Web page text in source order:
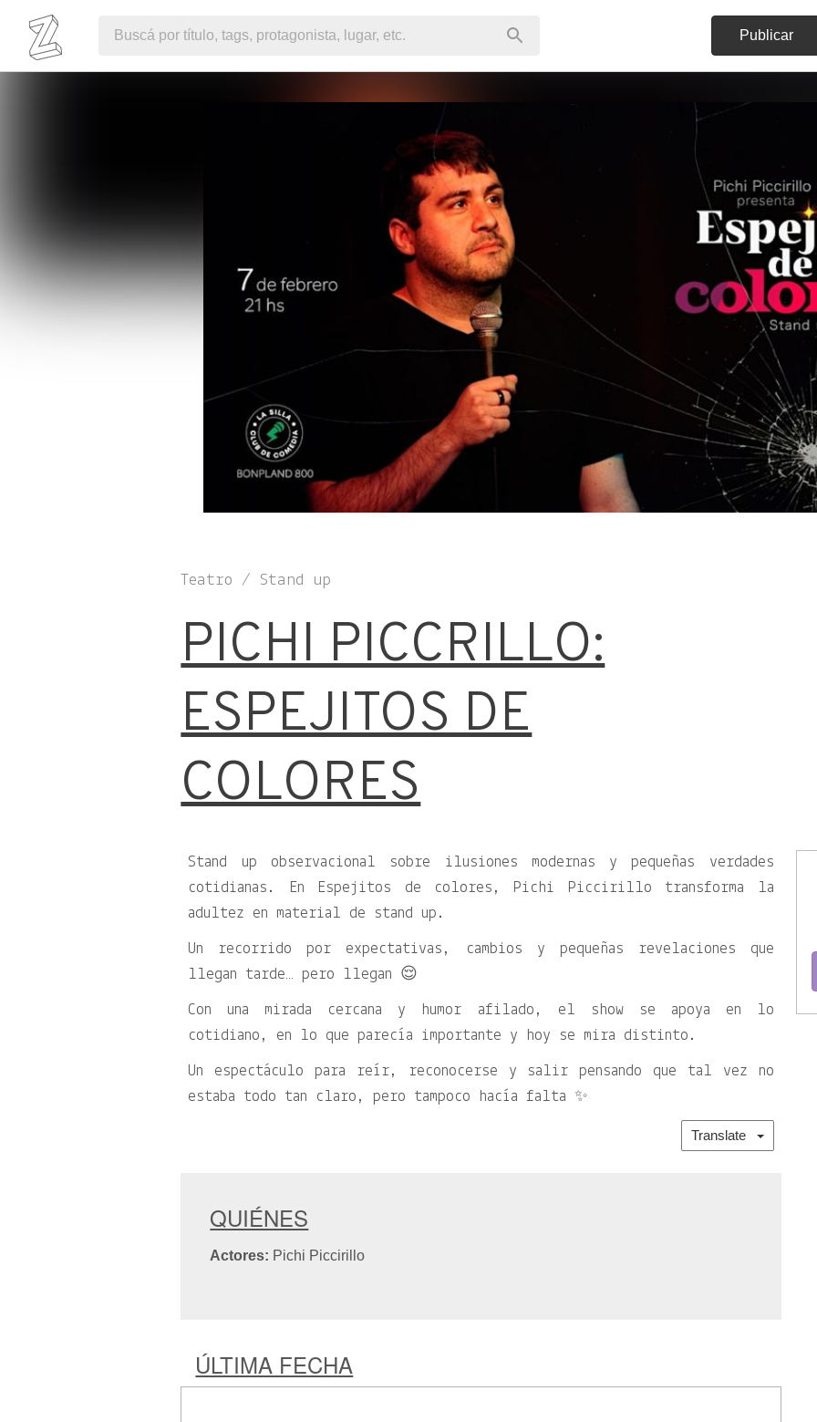
Publicar
Teatro / Stand up
PICHI PICCRILLO:
ESPEJITOS DE
COLORES
Stand up observacional sobre ilusiones modernas y pequeñas verdades
cotidianas. En Espejitos de colores, Pichi Piccirillo transforma la
adultez en material de stand up.
Un recorrido por expectativas, cambios y pequeñas revelaciones que
llegan tarde… pero llegan 😌
Con una mirada cercana y humor afilado, el show se apoya en lo
cotidiano, en lo que parecía importante y hoy se mira distinto.
Un espectáculo para reír, reconocerse y salir pensando que tal vez no
estaba todo tan claro, pero tampoco hacía falta ✨
Translate
QUIÉNES
Actores: Pichi Piccirillo
ÚLTIMA FECHA